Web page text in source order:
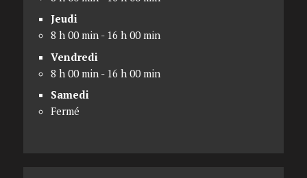
Jeudi
8 h 00 min - 16 h 00 min
Vendredi
8 h 00 min - 16 h 00 min
Samedi
Fermé